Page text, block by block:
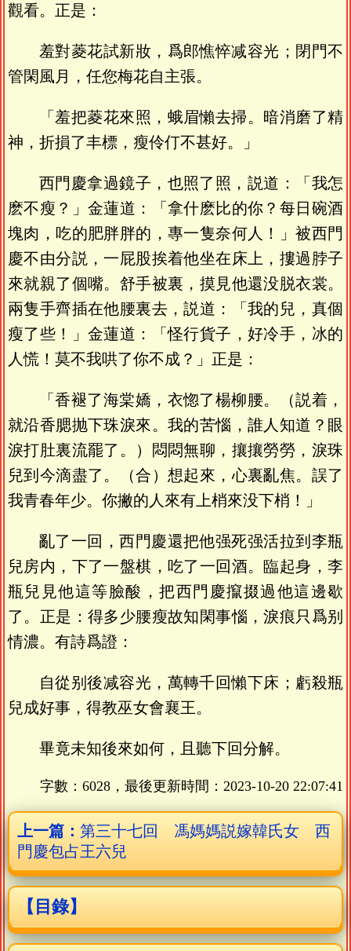
觀看。正是：
羞對菱花試新妝，爲郎憔悴减容光；閉門不
管閑風月，任您梅花自主張。
「羞把菱花來照，蛾眉懶去掃。暗消磨了精
神，折損了丰標，瘦伶仃不甚好。」
西門慶拿過鏡子，也照了照，説道：「我怎
麽不瘦？」金蓮道：「拿什麽比的你？每日碗酒
塊肉，吃的肥胖胖的，專一隻奈何人！」被西門
慶不由分説，一屁股挨着他坐在床上，摟過脖子
來就親了個嘴。舒手被裏，摸見他還没脱衣裳。
兩隻手齊插在他腰裏去，説道：「我的兒，真個
瘦了些！」金蓮道：「怪行貨子，好冷手，冰的
人慌！莫不我哄了你不成？」正是：
「香褪了海棠嬌，衣惚了楊柳腰。（説着，
就沿香腮抛下珠淚來。我的苦惱，誰人知道？眼
淚打肚裏流罷了。）悶悶無聊，攘攘勞勞，淚珠
兒到今滴盡了。（合）想起來，心裏亂焦。誤了
我青春年少。你撇的人來有上梢來没下梢！」
亂了一回，西門慶還把他强死强活拉到李瓶
兒房内，下了一盤棋，吃了一回酒。臨起身，李
瓶兒見他這等臉酸，把西門慶攛掇過他這邊歇
了。正是：得多少腰瘦故知閑事惱，淚痕只爲别
情濃。有詩爲證：
自從别後减容光，萬轉千回懶下床；虧殺瓶
兒成好事，得教巫女會襄王。
畢竟未知後來如何，且聽下回分解。
字數：6028，最後更新時間： 2023-10-20 22:07:41
上一篇： 第三十七回 馮媽媽説嫁韓氏女 西
門慶包占王六兒
【目錄】